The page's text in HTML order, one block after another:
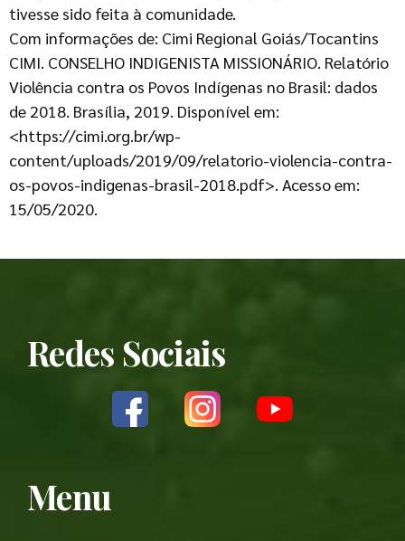
tivesse sido feita à comunidade.
Com informações de: Cimi Regional Goiás/Tocantins
CIMI. CONSELHO INDIGENISTA MISSIONÁRIO. Relatório
Violência contra os Povos Indígenas no Brasil: dados
de 2018. Brasília, 2019. Disponível em:
<https://cimi.org.br/wp-
content/uploads/2019/09/relatorio-violencia-contra-
os-povos-indigenas-brasil-2018.pdf>. Acesso em:
15/05/2020.
Redes Sociais
Menu